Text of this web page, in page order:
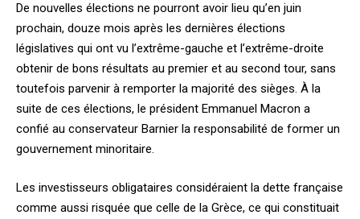
De nouvelles élections ne pourront avoir lieu qu’en juin
prochain, douze mois après les dernières élections
législatives qui ont vu l’extrême-gauche et l’extrême-droite
obtenir de bons résultats au premier et au second tour, sans
toutefois parvenir à remporter la majorité des sièges. À la
suite de ces élections, le président Emmanuel Macron a
confié au conservateur Barnier la responsabilité de former un
gouvernement minoritaire.
Les investisseurs obligataires considéraient la dette française
comme aussi risquée que celle de la Grèce, ce qui constituait